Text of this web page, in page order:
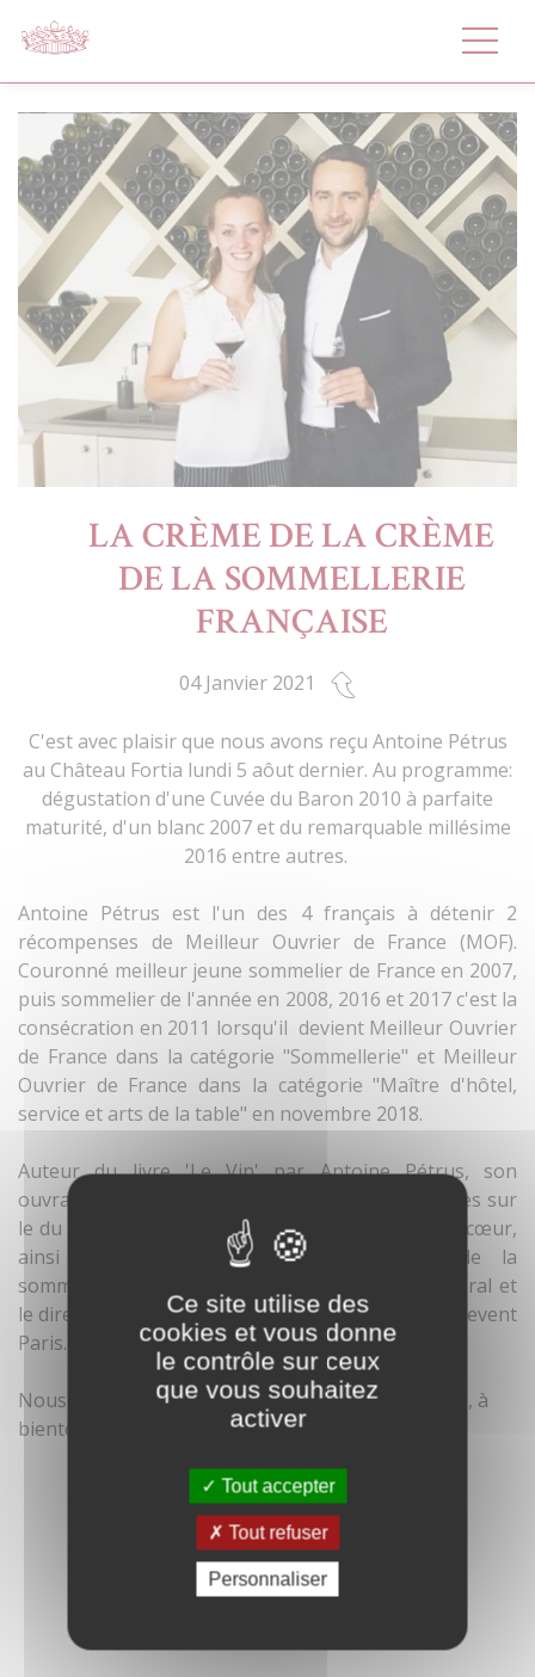
LA CRÈME DE LA CRÈME
DE LA SOMMELLERIE
FRANÇAISE
04 Janvier 2021
C'est avec plaisir que nous avons reçu Antoine Pétrus
au Château Fortia lundi 5 aôut dernier. Au programme:
dégustation d'une Cuvée du Baron 2010 à parfaite
maturité, d'un blanc 2007 et du remarquable millésime
2016 entre autres.
Antoine Pétrus est l'un des 4 français à détenir 2
récompenses de Meilleur Ouvrier de France (MOF).
Couronné meilleur jeune sommelier de France en 2007,
puis sommelier de l'année en 2008, 2016 et 2017 c'est la
consécration en 2011 lorsqu'il devient Meilleur Ouvrier
de France dans la catégorie "Sommellerie" et Meilleur
Ouvrier de France dans la catégorie "Maître d'hôtel,
service et arts de la table" en novembre 2018.
Auteur du livre 'Le Vin' par Antoine Pétrus, son
ouvrage
nous transmets toutes ses connaissances sur
le du monde du vin, ses conseils et ses coups de cœur,
ainsi que sa vision très contemporaine de la
sommellerie. Aujourd'hui, il est le directeur général et
le directeur des achats vin pour le restaurant
Taillevent
Paris.
Nous le remercions pour sa visite et sa gentillesse, à
bientôt à Château Fortia !
Ce site utilise des
cookies et vous donne
le contrôle sur ceux
que vous souhaitez
activer
Tout accepter
Tout refuser
Personnaliser